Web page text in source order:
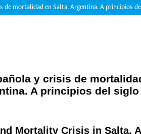
de mortalidad en Salta, Argentina. A principios